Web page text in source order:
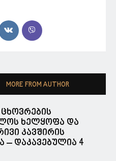
MORE FROM AUTHOR
ხელყოფა და
კავშირის
– დაკავებულია 4